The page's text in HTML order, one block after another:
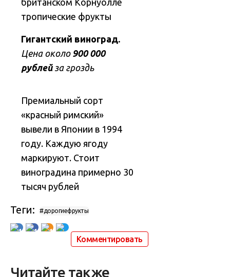
тропические фрукты
Гигантский виноград.
Цена около 900 000
рублейза гроздь
Премиальный сорт
«красный римский»
вывели в Японии в 1994
году. Каждую ягоду
маркируют. Стоит
виноградина примерно 30
тысяч рублей
Теги: #дорогиефрукты
1 1 1
Комментировать
Читайте также